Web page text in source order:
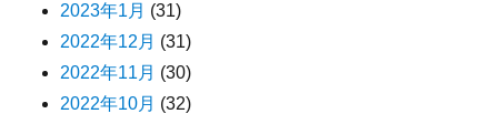
2023年1月 (31)
2022年12月 (31)
2022年11月 (30)
2022年10月 (32)